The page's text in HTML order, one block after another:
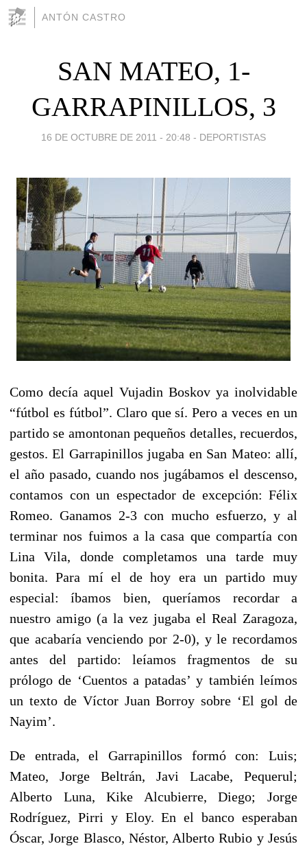
ANTÓN CASTRO
SAN MATEO, 1-
GARRAPINILLOS, 3
16 DE OCTUBRE DE 2011 - 20:48 - DEPORTISTAS
Como decía aquel Vujadin Boskov ya inolvidable
“fútbol es fútbol”. Claro que sí. Pero a veces en un
partido se amontonan pequeños detalles, recuerdos,
gestos. El Garrapinillos jugaba en San Mateo: allí,
el año pasado, cuando nos jugábamos el descenso,
contamos con un espectador de excepción: Félix
Romeo. Ganamos 2-3 con mucho esfuerzo, y al
terminar nos fuimos a la casa que compartía con
Lina Vila, donde completamos una tarde muy
bonita. Para mí el de hoy era un partido muy
especial: íbamos bien, queríamos recordar a
nuestro amigo (a la vez jugaba el Real Zaragoza,
que acabaría venciendo por 2-0), y le recordamos
antes del partido: leíamos fragmentos de su
prólogo de ‘Cuentos a patadas’ y también leímos
un texto de Víctor Juan Borroy sobre ‘El gol de
Nayim’.
De entrada, el Garrapinillos formó con: Luis;
Mateo, Jorge Beltrán, Javi Lacabe, Pequerul;
Alberto Luna, Kike Alcubierre, Diego; Jorge
Rodríguez, Pirri y Eloy. En el banco esperaban
Óscar, Jorge Blasco, Néstor, Alberto Rubio y Jesús